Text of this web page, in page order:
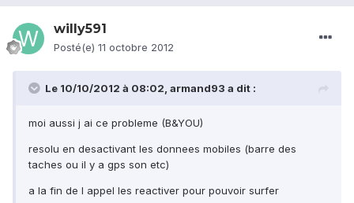
willy591
Posté(e) 11 octobre 2012
Le 10/10/2012 à 08:02, armand93 a dit :
moi aussi j ai ce probleme (B&YOU)
resolu en desactivant les donnees mobiles (barre des
taches ou il y a gps son etc)
a la fin de l appel les reactiver pour pouvoir surfer